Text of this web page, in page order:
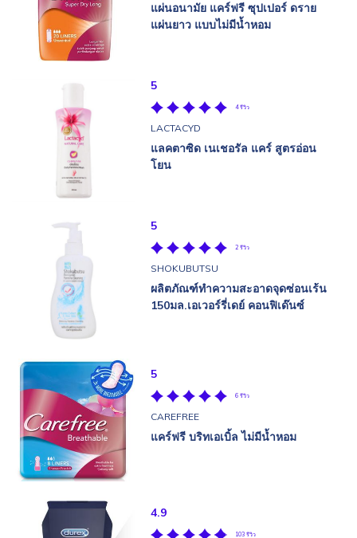
แผ่นอนามัย แคร์ฟรี ซุปเปอร์ ดราย
แผ่นยาว แบบไม่มีน้ำหอม
5
4 รีวิว
LACTACYD
แลคตาซิด เนเชอรัล แคร์ สูตรอ่อน
โยน
5
2 รีวิว
SHOKUBUTSU
ผลิตภัณฑ์ทำความสะอาดจุดซ่อนเร้น
150มล.เอเวอร์รี่เดย์ คอนฟิเด๊นซ์
5
6 รีวิว
CAREFREE
แคร์ฟรี บริทเอเบิ้ล ไม่มีน้ำหอม
4.9
103 รีวิว